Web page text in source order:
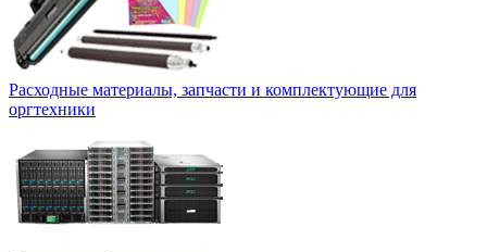
Расходные материалы, запчасти и комплектующие для
оргтехники